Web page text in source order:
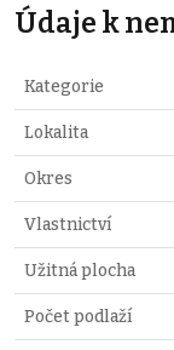
Údaje k
Kategorie
Lokalita
Okres
Vlastnictví
Užitná plocha
Počet podlaží